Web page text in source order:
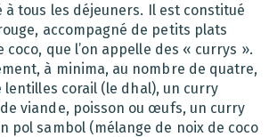
tous les déjeuners. Il est constitué
accompagné de petits plats
coco, que l’on appelle des « currys ».
à minima, au nombre de quatre,
lentilles corail (le dhal), un curry
viande, poisson ou œufs, un curry
pol sambol (mélange de noix de coco